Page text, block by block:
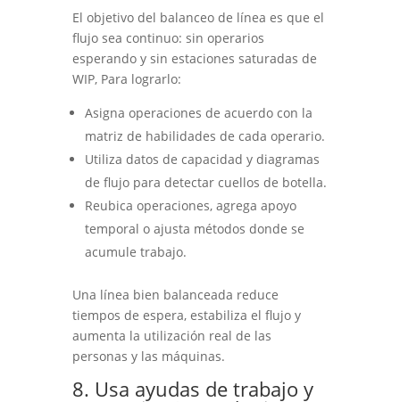
El objetivo del balanceo de línea es que el
flujo sea continuo: sin operarios
esperando y sin estaciones saturadas de
WIP, Para lograrlo:
Asigna operaciones de acuerdo con la
matriz de habilidades de cada operario.
Utiliza datos de capacidad y diagramas
de flujo para detectar cuellos de botella.
Reubica operaciones, agrega apoyo
temporal o ajusta métodos donde se
acumule trabajo.
Una línea bien balanceada reduce
tiempos de espera, estabiliza el flujo y
aumenta la utilización real de las
personas y las máquinas.
8. Usa ayudas de trabajo y